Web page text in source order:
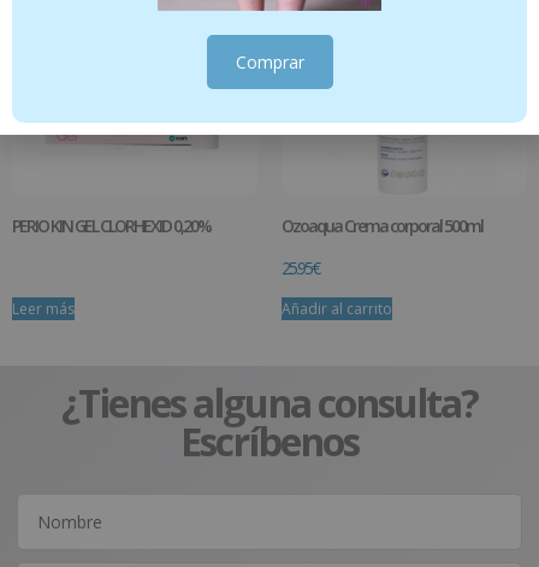
PERIO KIN GEL CLORHEXID 0,20%
Leer más
Ozoaqua Crema corporal 500ml
25.95€
Añadir al carrito
¿Tienes alguna consulta?
Escríbenos
Comprar